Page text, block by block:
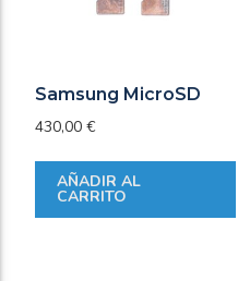
Samsung MicroSD
430,00 €
AÑADIR AL
CARRITO